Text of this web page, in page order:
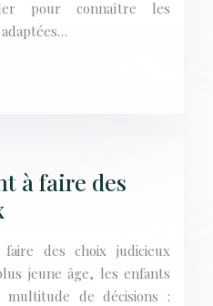
pour connaître les
à faire des
des choix judicieux
jeune âge, les enfants
de décisions :